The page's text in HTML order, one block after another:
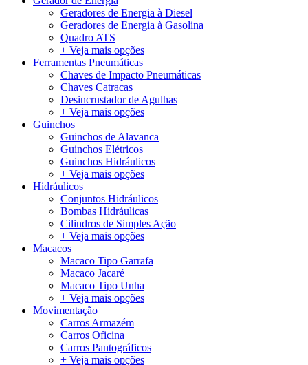
Geradores de Energia à Diesel
Geradores de Energia à Gasolina
Quadro ATS
+ Veja mais opções
Ferramentas Pneumáticas
Chaves de Impacto Pneumáticas
Chaves Catracas
Desincrustador de Agulhas
+ Veja mais opções
Guinchos
Guinchos de Alavanca
Guinchos Elétricos
Guinchos Hidráulicos
+ Veja mais opções
Hidráulicos
Conjuntos Hidráulicos
Bombas Hidráulicas
Cilindros de Simples Ação
+ Veja mais opções
Macacos
Macaco Tipo Garrafa
Macaco Jacaré
Macaco Tipo Unha
+ Veja mais opções
Movimentação
Carros Armazém
Carros Oficina
Carros Pantográficos
+ Veja mais opções